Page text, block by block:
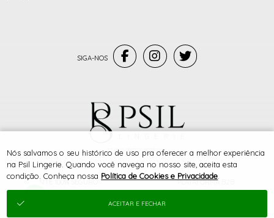
SITE 100% SEGURO PLATAFORMA B2B
® TODOS DIREITOS RESERVADOS
Nós salvamos o seu histórico de uso pra oferecer a melhor experiência
na Psil Lingerie. Quando você navega no nosso site, aceita esta
condição. Conheça nossa Política de Cookies e Privacidade
ACEITAR E FECHAR